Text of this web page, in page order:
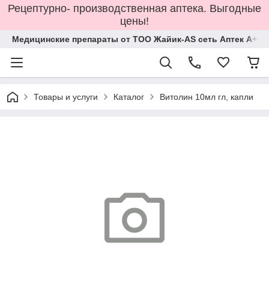
Рецептурно- производственная аптека. Выгодные
цены!
Медицинские препараты от ТОО Жайик-AS сеть Аптек А+
Товары и услуги Каталог Витолин 10мл гл, капли